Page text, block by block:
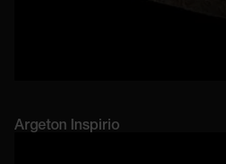
Argeton Inspirio